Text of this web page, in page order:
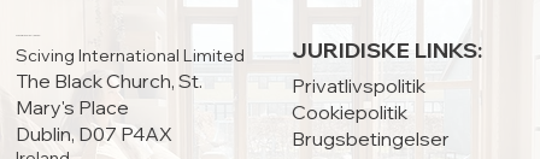
HOVEDKONTOR:
Sciving International Limited
The Black Church, St.
Mary's Place
Dublin, D07 P4AX
JURIDISKE LINKS:
Privatlivspolitik
Cookiepolitik
Brugsbetingelser